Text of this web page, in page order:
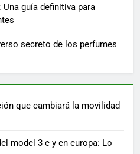
guía definitiva para
secreto de los perfumes
que cambiará la movilidad
model 3 e y en europa: Lo